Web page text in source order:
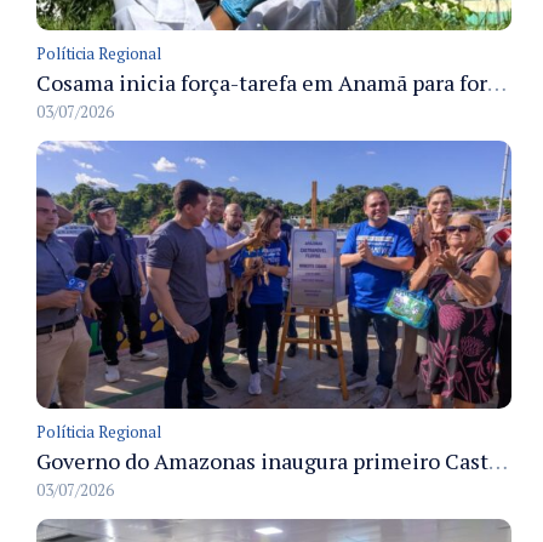
Políticia Regional
Cosama inicia força-tarefa em Anamã para fortalecer abastecimento de água e segurança hídrica da população
03/07/2026
Políticia Regional
Governo do Amazonas inaugura primeiro Castramóvel Fluvial para atendimento veterinário às comunidades ribeirinhas e castração gratuita
03/07/2026